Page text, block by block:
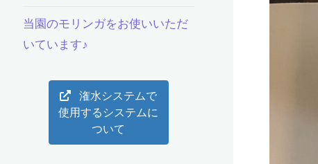
当園のモリンガをお使いいただ
いています♪
潅水システムで
使用するシステムに
ついて